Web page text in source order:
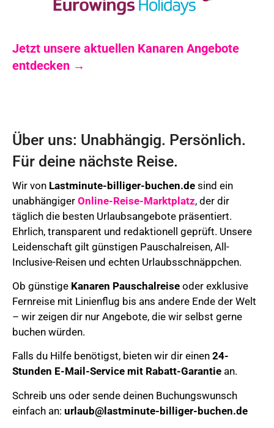
Jetzt unsere aktuellen Kanaren Angebote
entdecken →
Über uns: Unabhängig. Persönlich.
Für deine nächste Reise.
Wir von Lastminute-billiger-buchen.de sind ein
unabhängiger Online-Reise-Marktplatz, der dir
täglich die besten Urlaubsangebote präsentiert.
Ehrlich, transparent und redaktionell geprüft. Unsere
Leidenschaft gilt günstigen Pauschalreisen, All-
Inclusive-Reisen und echten Urlaubsschnäppchen.
Ob günstige Kanaren Pauschalreise oder exklusive
Fernreise mit Linienflug bis ans andere Ende der Welt
– wir zeigen dir nur Angebote, die wir selbst gerne
buchen würden.
Falls du Hilfe benötigst, bieten wir dir einen 24-
Stunden E-Mail-Service mit Rabatt-Garantie an.
Schreib uns oder sende deinen Buchungswunsch
einfach an: urlaub@lastminute-billiger-buchen.de